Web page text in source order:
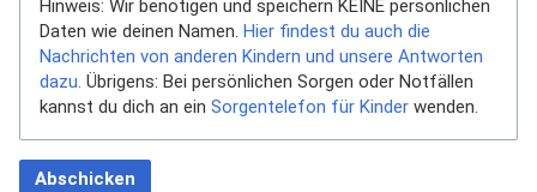
Hinweis: Wir benötigen und speichern KEINE persönlichen
Daten wie deinen Namen. Hier findest du auch die
Nachrichten von anderen Kindern und unsere Antworten
dazu. Übrigens: Bei persönlichen Sorgen oder Notfällen
kannst du dich an ein Sorgentelefon für Kinder wenden.
Abschicken